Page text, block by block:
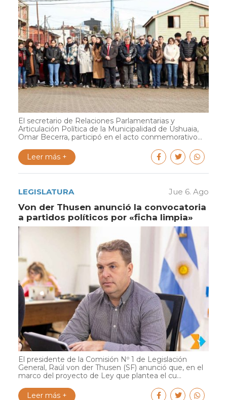
El secretario de Relaciones Parlamentarias y
Articulación Política de la Municipalidad de Ushuaia,
Omar Becerra, participó en el acto conmemorativo...
Leer más +
LEGISLATURA Jue 6. Ago
Von der Thusen anunció la convocatoria
a partidos políticos por «ficha limpia»
El presidente de la Comisión Nº 1 de Legislación
General, Raúl von der Thusen (SF) anunció que, en el
marco del proyecto de Ley que plantea el cu...
Leer más +